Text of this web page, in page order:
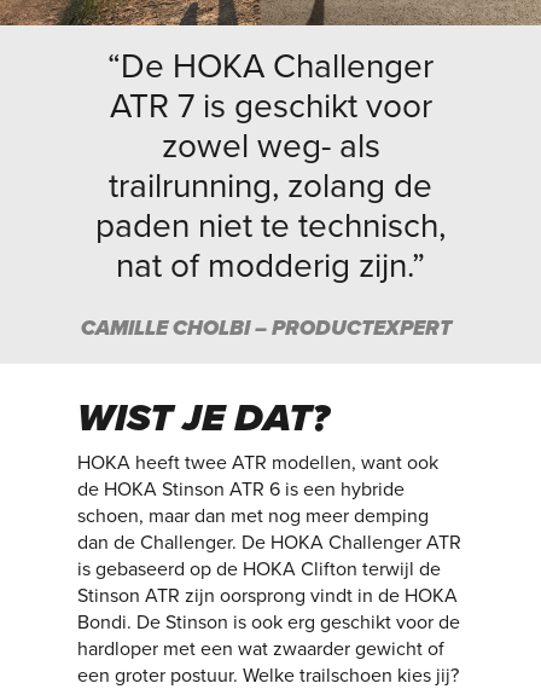
“De HOKA Challenger
ATR 7 is geschikt voor
zowel weg- als
trailrunning, zolang de
paden niet te technisch,
nat of modderig zijn.”
CAMILLE CHOLBI – PRODUCTEXPERT
WIST JE DAT?
HOKA heeft twee ATR modellen, want ook
de HOKA Stinson ATR 6 is een hybride
schoen, maar dan met nog meer demping
dan de Challenger. De HOKA Challenger ATR
is gebaseerd op de HOKA Clifton terwijl de
Stinson ATR zijn oorsprong vindt in de HOKA
Bondi. De Stinson is ook erg geschikt voor de
hardloper met een wat zwaarder gewicht of
een groter postuur. Welke trailschoen kies jij?